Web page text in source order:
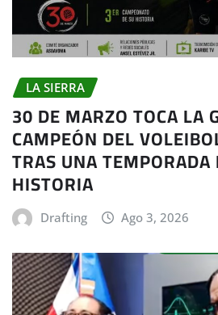
LA SIERRA
30 DE MARZO TOCA LA
CAMPEÓN DEL
TRAS UNA TEMPORADA
HISTORIA
Drafting Ago 3, 2026